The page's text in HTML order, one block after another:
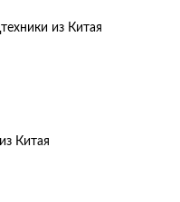
из Китая
Китая